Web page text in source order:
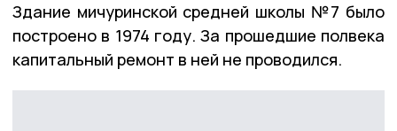
Здание мичуринской средней школы №7 было
построено в 1974 году. За прошедшие полвека
капитальный ремонт в ней не проводился.